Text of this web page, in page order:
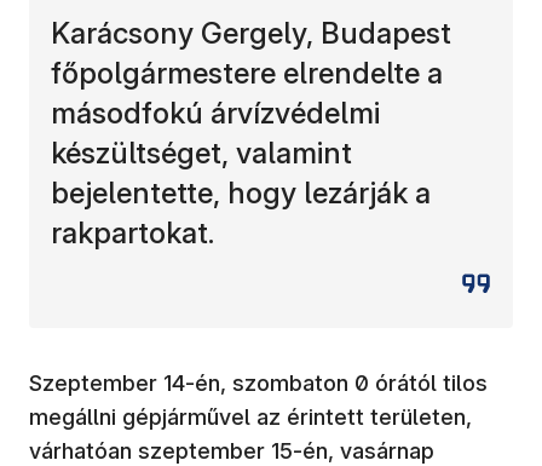
Karácsony Gergely, Budapest
főpolgármestere elrendelte a
másodfokú árvízvédelmi
készültséget, valamint
bejelentette, hogy lezárják a
rakpartokat.
Szeptember 14-én, szombaton 0 órától tilos
megállni gépjárművel az érintett területen,
várhatóan szeptember 15-én, vasárnap